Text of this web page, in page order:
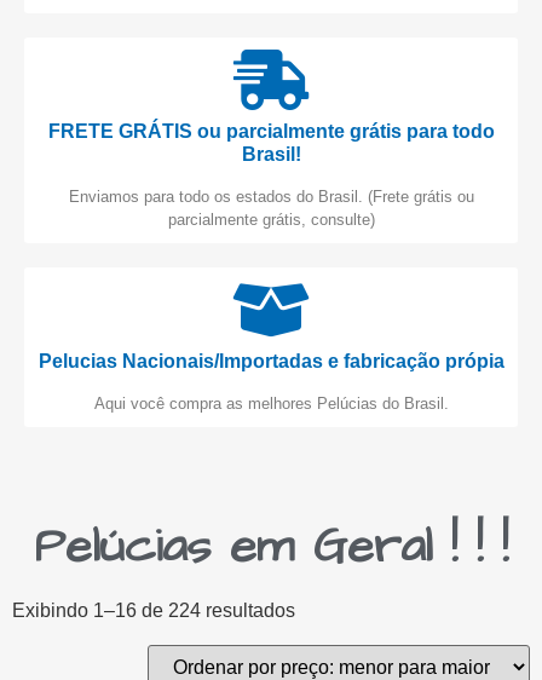
FRETE GRÁTIS ou parcialmente grátis para todo
Brasil!
Enviamos para todo os estados do Brasil. (Frete grátis ou
parcialmente grátis, consulte)
Pelucias Nacionais/Importadas e fabricação própia
Aqui você compra as melhores Pelúcias do Brasil.
Pelúcias em Geral ! ! !
Exibindo 1–16 de 224 resultados